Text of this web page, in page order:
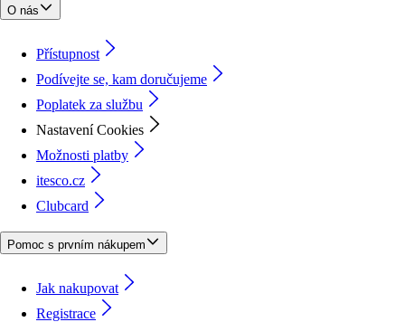
O nás
Přístupnost
Podívejte se, kam doručujeme
Poplatek za službu
Nastavení Cookies
Možnosti platby
itesco.cz
Clubcard
Pomoc s prvním nákupem
Jak nakupovat
Registrace